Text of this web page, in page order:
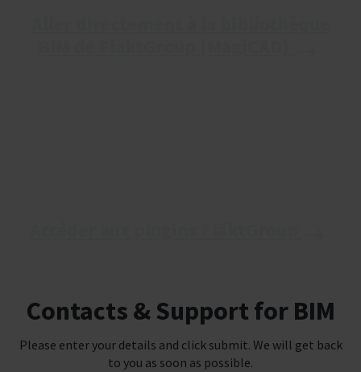
Contacts & Support for BIM
Please enter your details and click submit. We will get back
to you as soon as possible.